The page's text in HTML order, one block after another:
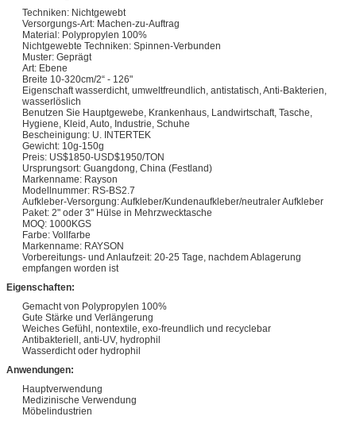
Techniken: Nichtgewebt
Versorgungs-Art: Machen-zu-Auftrag
Material: Polypropylen 100%
Nichtgewebte Techniken: Spinnen-Verbunden
Muster: Geprägt
Art: Ebene
Breite 10-320cm/2“ - 126"
Eigenschaft wasserdicht, umweltfreundlich, antistatisch, Anti-Bakterien,
wasserlöslich
Benutzen Sie Hauptgewebe, Krankenhaus, Landwirtschaft, Tasche,
Hygiene, Kleid, Auto, Industrie, Schuhe
Bescheinigung: U. INTERTEK
Gewicht: 10g-150g
Preis: US$1850-USD$1950/TON
Ursprungsort: Guangdong, China (Festland)
Markenname: Rayson
Modellnummer: RS-BS2.7
Aufkleber-Versorgung: Aufkleber/Kundenaufkleber/neutraler Aufkleber
Paket: 2" oder 3" Hülse in Mehrzwecktasche
MOQ: 1000KGS
Farbe: Vollfarbe
Markenname: RAYSON
Vorbereitungs- und Anlaufzeit: 20-25 Tage, nachdem Ablagerung
empfangen worden ist
Eigenschaften:
Gemacht von Polypropylen 100%
Gute Stärke und Verlängerung
Weiches Gefühl, nontextile, exo-freundlich und recyclebar
Antibakteriell, anti-UV, hydrophil
Wasserdicht oder hydrophil
Anwendungen:
Hauptverwendung
Medizinische Verwendung
Möbelindustrien